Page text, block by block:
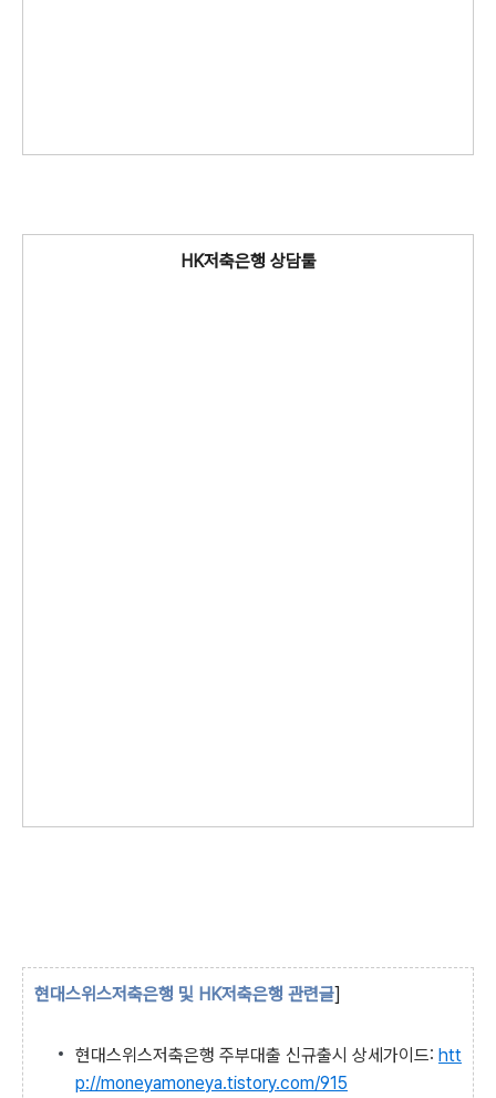
HK저축은행 상담툴
현대스위스저축은행 및 HK저축은행 관련글]
현대스위스저축은행 주부대출 신규출시 상세가이드: htt
p://moneyamoneya.tistory.com/915